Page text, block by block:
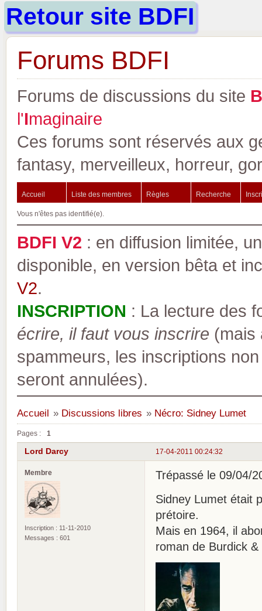
Retour site BDFI
Forums BDFI
Forums de discussions du site B
l'Imaginaire
Ces forums sont réservés aux
fantasy, merveilleux, horreur,
Accueil Liste des membres Règles Recherche
Vous n'êtes pas identifié(e).
BDFI V2 : en diffusion limitée,
disponible, en version bêta et
V2.
INSCRIPTION : La lecture des
écrire, il faut vous inscrire (mais
spammeurs, les inscriptions
seront annulées).
Accueil » Discussions libres » Nécro: Sidney Lumet
Pages : 1
17-04-2011 00:24:32
Lord Darcy
Membre
Inscription : 11-11-2010
Messages : 601
Trépassé le 09/04/
Sidney Lumet était
prétoire.
Mais en 1964, il
roman de Burdick